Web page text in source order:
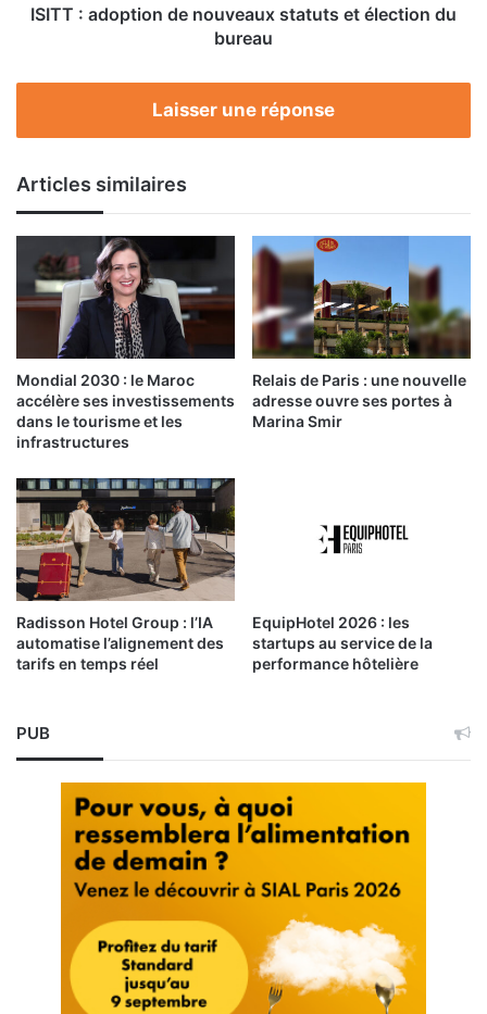
bureau
ISITT : adoption de nouveaux statuts et élection du
bureau
Laisser une réponse
Articles similaires
Mondial 2030 : le Maroc
accélère ses investissements
dans le tourisme et les
infrastructures
Relais de Paris : une nouvelle
adresse ouvre ses portes à
Marina Smir
Radisson Hotel Group : l’IA
automatise l’alignement des
tarifs en temps réel
EquipHotel 2026 : les
startups au service de la
performance hôtelière
PUB